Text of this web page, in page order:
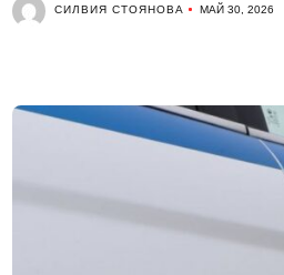
СИЛВИЯ СТОЯНОВА МАЙ 30, 2026